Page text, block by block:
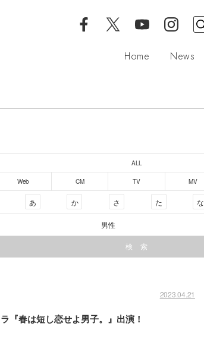
検
索
象:
Home News
ALL
Web CM TV MV
あ か さ た な
男性
2023.04.21
『春は短し恋せよ男子。』出演！